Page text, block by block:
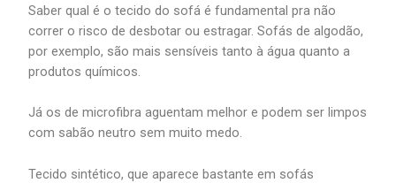
Saber qual é o tecido do sofá é fundamental pra não
correr o risco de desbotar ou estragar. Sofás de algodão,
por exemplo, são mais sensíveis tanto à água quanto a
produtos químicos.
Já os de microfibra aguentam melhor e podem ser limpos
com sabão neutro sem muito medo.
Tecido sintético, que aparece bastante em sofás